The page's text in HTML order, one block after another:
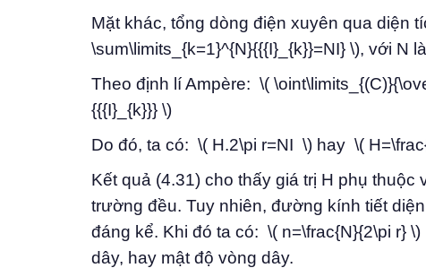
Mặt khác, tổng dòng điện xuyên qua diện
\sum\limits_{k=1}^{N}{{{I}_{k}}=NI} \), với N
Theo định lí Ampère: \(
{{{I}_{k}}} \)
Do đó, ta có: \( H.2\pi r=NI \) hay \(
Kết quả (4.31) cho thấy giá trị H phụ
trường đều. Tuy nhiên, đường kính tiết
đáng kể. Khi đó ta có: \( n=\frac{N}{2\pi
dây, hay mật độ vòng dây.